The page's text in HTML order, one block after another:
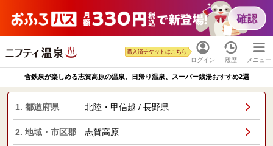
ログイン
購入済チケットはこちら
履歴 メニュー
含鉄泉が楽しめる志賀高原の温泉、日帰り温泉、スーパー銭湯おすすめ2選
1. 都道府県 北陸・甲信越 / 長野県
2. 地域・市区郡 志賀高原